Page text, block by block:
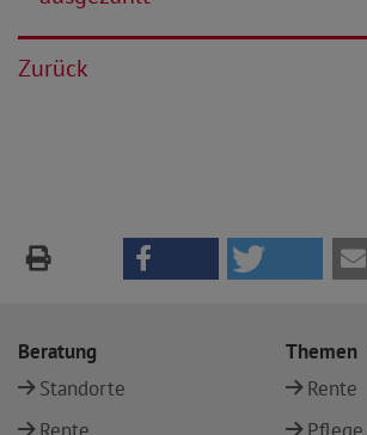
Zurück
Beratung
Standorte
Themen
Rente